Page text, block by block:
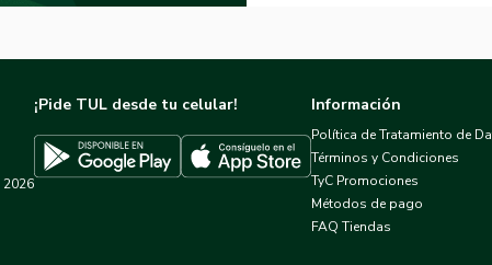
2026
¡Pide TUL desde tu celular!
Descargar TUL en Google PlayDescargar TUL en App Store
Información
Política de Tratamiento de
Términos y Condiciones
TyC Promociones
Métodos de pago
FAQ Tiendas